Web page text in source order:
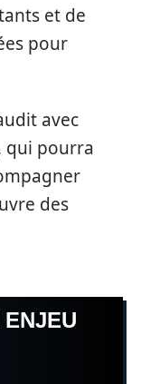
et de
pour
avec
qui pourra
des